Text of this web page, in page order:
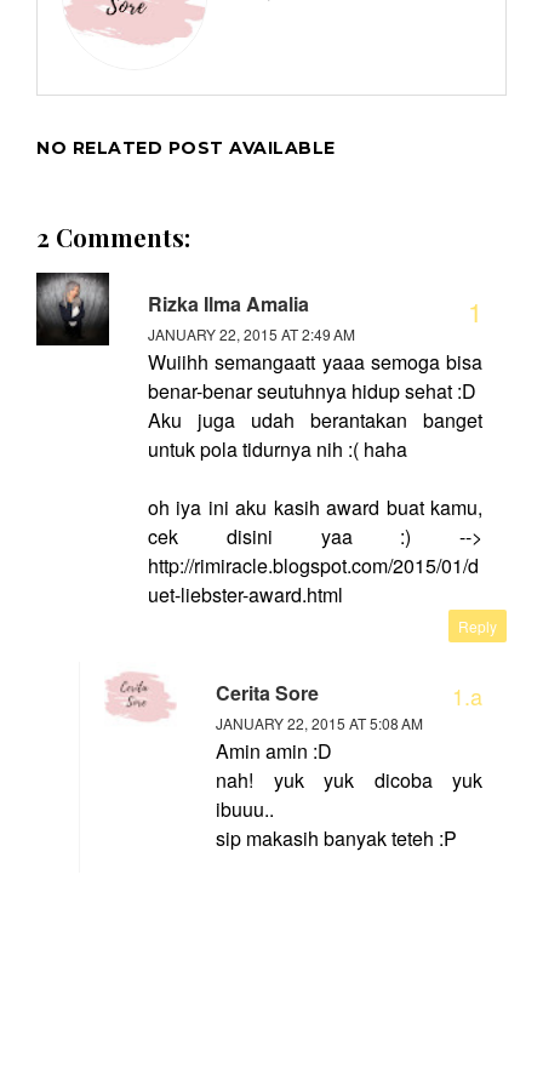
NO RELATED POST AVAILABLE
2 Comments:
Rizka Ilma Amalia
JANUARY 22, 2015 AT 2:49 AM
Wuiihh semangaatt yaaa semoga bisa
benar-benar seutuhnya hidup sehat :D
Aku juga udah berantakan banget
untuk pola tidurnya nih :( haha
oh iya ini aku kasih award buat kamu,
cek disini yaa :) -->
http://rimiracle.blogspot.com/2015/01/d
uet-liebster-award.html
Reply
Cerita Sore
JANUARY 22, 2015 AT 5:08 AM
Amin amin :D
nah! yuk yuk dicoba yuk
ibuuu..
sip makasih banyak teteh :P